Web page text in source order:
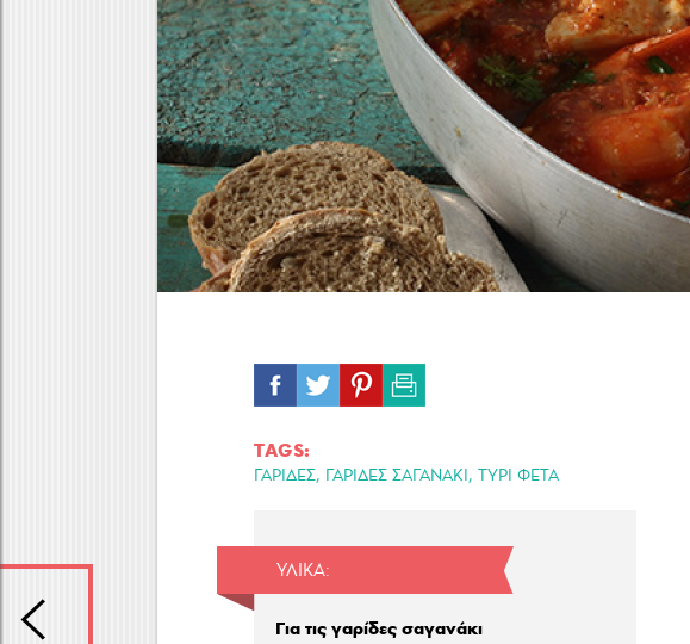
TAGS:
ΓΑΡΙΔΕΣ, ΓΑΡΙΔΕΣ ΣΑΓΑΝΑΚΙ, ΤΥΡΙ ΦΕΤΑ
ΥΛΙΚΆ:
Για τις γαρίδες σαγανάκι